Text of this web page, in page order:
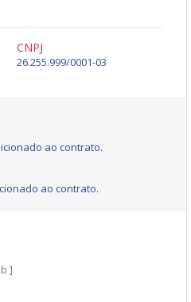
CNPJ
26.255.999/0001-03
ao contrato.
ao contrato.
]